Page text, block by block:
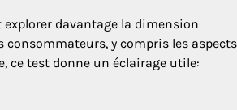
explorer davantage la dimension
consommateurs, y compris les aspects
ce test donne un éclairage utile: